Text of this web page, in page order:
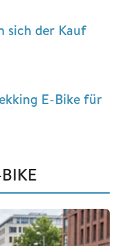
sich der Kauf
E-Bike für